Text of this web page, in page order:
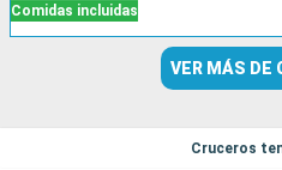
Comidas incluidas
VER MÁS DE
Cruceros